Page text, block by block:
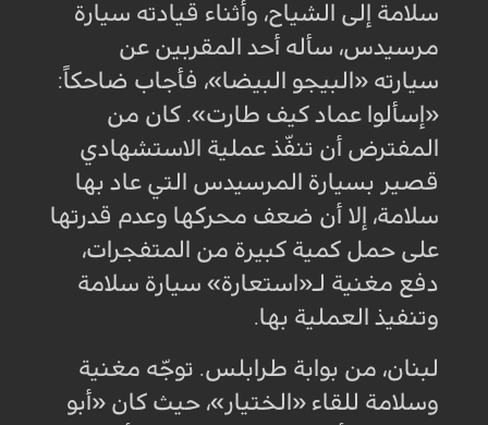
سلامة إلى الشياح، وأثناء قيادته سيارة
مرسيدس، سأله أحد المقربين عن
سيارته «البيجو البيضا»، فأجاب ضاحكاً:
«إسألوا عماد كيف طارت». كان من
المفترض أن تنفّذ عملية الاستشهادي
قصير بسيارة المرسيدس التي عاد بها
سلامة، إلا أن ضعف محركها وعدم قدرتها
على حمل كمية كبيرة من المتفجرات،
دفع مغنية لـ«استعارة» سيارة سلامة
وتنفيذ العملية بها.
لبنان، من بوابة طرابلس. توجّه مغنية
وسلامة للقاء «الختيار»، حيث كان «أبو